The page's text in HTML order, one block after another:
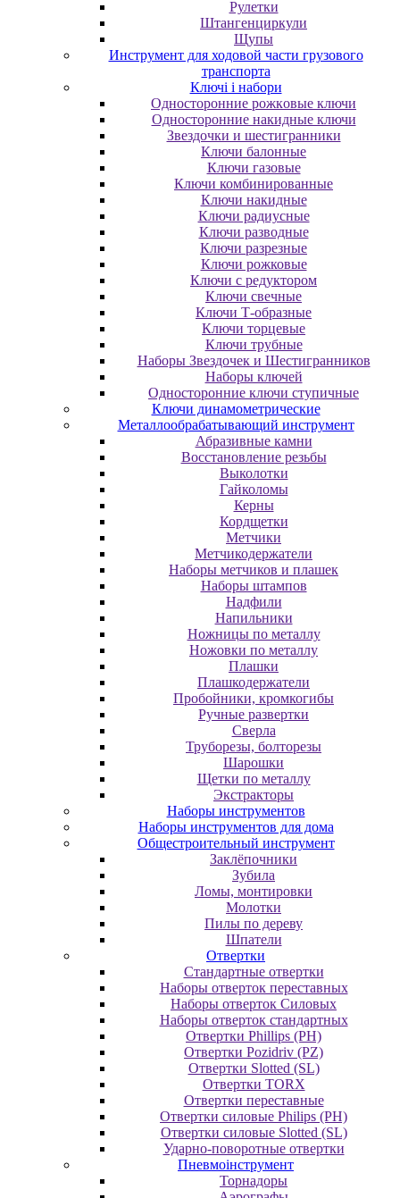
Рулетки
Штангенциркули
Щупы
Инструмент для ходовой части грузового
транспорта
Ключі і набори
Oднocтopoнниe poжкoвыe ключи
Oднocтopoнниe нaкидныe ключи
Звездочки и шестигранники
Ключи балонные
Ключи газовые
Ключи комбинированные
Ключи накидные
Ключи радиусные
Ключи разводные
Ключи разрезные
Ключи рожковые
Ключи с редуктором
Ключи свечные
Ключи Т-образные
Ключи торцевые
Ключи трубные
Наборы Звездочек и Шестигранников
Наборы ключей
Односторонние ключи ступичные
Ключи динамометрические
Металлообрабатывающий инструмент
Абразивные камни
Восстановление резьбы
Выколотки
Гайколомы
Керны
Кордщетки
Метчики
Метчикодержатели
Наборы метчиков и плашек
Наборы штампов
Надфили
Напильники
Ножницы по металлу
Ножовки по металлу
Плашки
Плашкодержатели
Пробойники, кромкогибы
Ручные развертки
Сверла
Труборезы, болторезы
Шарошки
Щетки по металлу
Экcтpaктopы
Наборы инструментов
Наборы инструментов для дома
Общестроительный инструмент
Заклёпочники
Зубила
Ломы, монтировки
Молотки
Пилы по дереву
Шпатели
Отвертки
Cтандартные отвертки
Наборы отверток переставных
Наборы отверток Силовых
Наборы отверток стандартных
Отвертки Phillips (PH)
Отвертки Pozidriv (PZ)
Отвертки Slotted (SL)
Отвертки TORX
Отвертки переставные
Отвертки силовые Philips (PH)
Отвертки силовые Slotted (SL)
Ударно-поворотные отвертки
Пневмоінструмент
Topнaдopы